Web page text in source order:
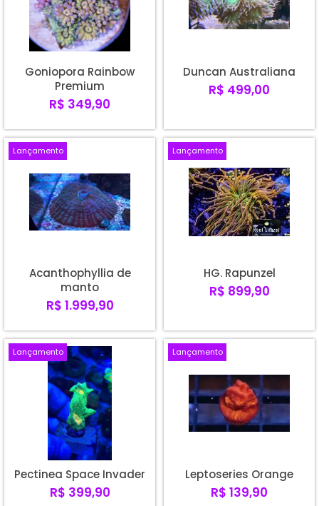
Goniopora Rainbow
Premium
R$ 349,90
Duncan Australiana
R$ 499,00
Lançamento
Acanthophyllia de
manto
R$ 1.999,90
Lançamento
HG. Rapunzel
R$ 899,90
Lançamento
Pectinea Space Invader
R$ 399,90
Lançamento
Leptoseries Orange
R$ 139,90